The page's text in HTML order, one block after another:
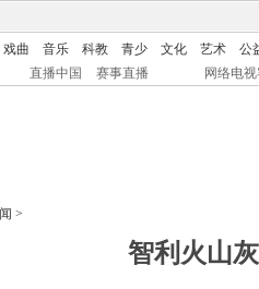
戏曲 音乐 科教 青少 文化 艺术 公
直播中国 赛事直播 网络电
>
智利火山